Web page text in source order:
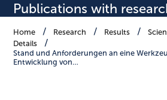
Publications with
Home Research Results
Details
Stand und Anforderungen an eine
Entwicklung von…